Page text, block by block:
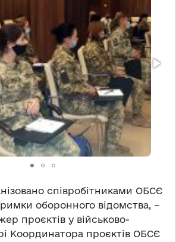
співробітниками ОБСЄ
оборонного відомства, –
проєктів у військово-
Координатора проєктів ОБСЄ